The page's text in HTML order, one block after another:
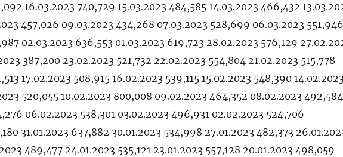
16.03.2023 740,729 15.03.2023 484,585 14.03.2023 466,432
457,026 09.03.2023 434,268 07.03.2023 528,699 06.03.2023 551,946
02.03.2023 636,553 01.03.2023 619,723 28.02.2023 576,129
387,200 23.02.2023 521,732 22.02.2023 554,804 21.02.2023 515,778
17.02.2023 508,915 16.02.2023 539,115 15.02.2023 548,390 14.02.2023
520,055 10.02.2023 800,008 09.02.2023 464,352 08.02.2023 492,584
06.02.2023 538,301 03.02.2023 496,931 02.02.2023 524,706
31.01.2023 637,882 30.01.2023 534,998 27.01.2023 482,373
489,477 24.01.2023 535,121 23.01.2023 557,128 20.01.2023 498,059